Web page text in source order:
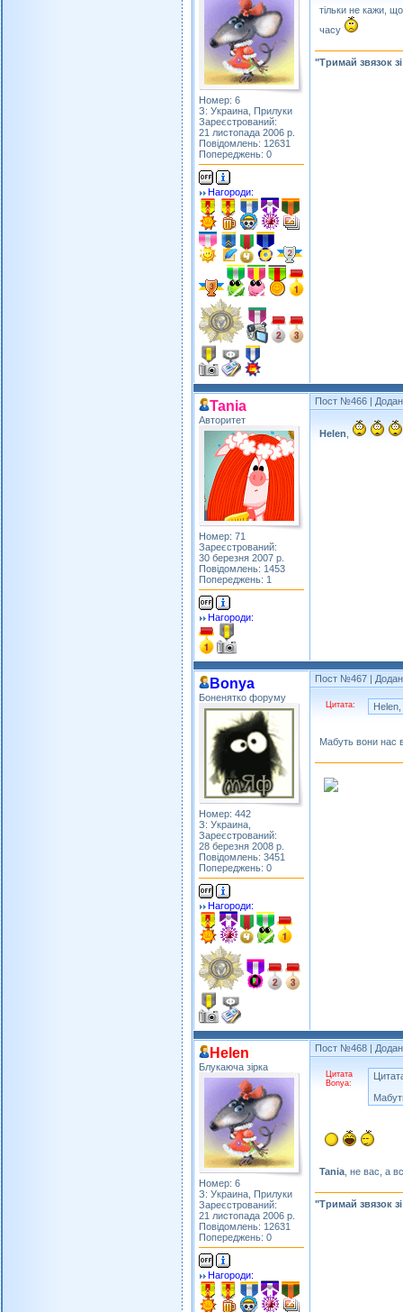
Номер: 6
З: Украина, Прилуки
Зареєстрований:
21 листопада 2006 р.
Повідомлень: 12631
Попереджень: 0
Нагороди:
тільки не кажи,
часу
"Тримай звязок
Tania
Авторитет
Номер: 71
Зареєстрований:
30 березня 2007 р.
Повідомлень: 1453
Попереджень: 1
Нагороди:
Пост №466 |
Helen
Bonya
Боненятко форуму
Номер: 442
З: Украина,
Зареєстрований:
28 березня 2008 р.
Повідомлень: 3451
Попереджень: 0
Нагороди:
Пост №467 |
Цитата:
Мабуть вони нас
Helen
Блукаюча зірка
Номер: 6
З: Украина, Прилуки
Зареєстрований:
21 листопада 2006 р.
Повідомлень: 12631
Попереджень: 0
Нагороди:
Пост №468 |
Цитата
Bonya:
Tania , не вас, а
"Тримай звязок